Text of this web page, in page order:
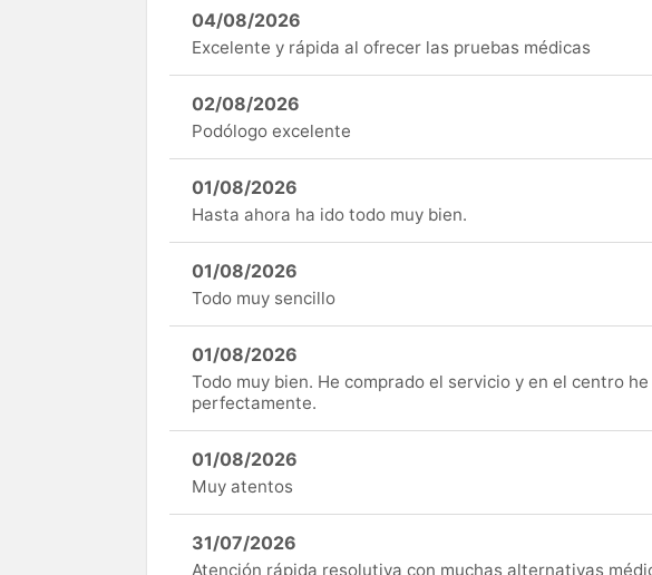
04/08/2026
Excelente y rápida al ofrecer las pruebas médicas
02/08/2026
Podólogo excelente
01/08/2026
Hasta ahora ha ido todo muy bien.
01/08/2026
Todo muy sencillo
01/08/2026
Todo muy bien. He comprado el servicio y en el centro
perfectamente.
01/08/2026
Muy atentos
31/07/2026
Atención rápida resolutiva con muchas alternativas